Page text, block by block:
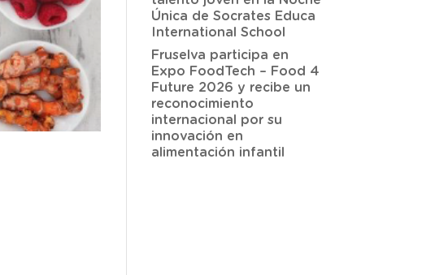
Única de Socrates Educa
International School
Fruselva participa en
Expo FoodTech – Food 4
Future 2026 y recibe un
reconocimiento
internacional por su
innovación en
alimentación infantil